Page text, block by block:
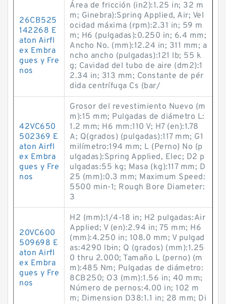
26CB525
142268 E
aton Airfl
ex Embra
gues y Fre
nos
Área de fricción (in2):1.25 in; 32 m
m; Ginebra):Spring Applied, Air; Vel
ocidad máxima (rpm):2.31 in; 59 m
m; H6 (pulgadas):0.250 in; 6.4 mm;
Ancho No. (mm):12.24 in; 311 mm; a
ncho ancho (pulgadas):121 lb; 55 k
g; Cavidad del tubo de aire (dm2):1
2.34 in; 313 mm; Constante de pér
dida centrífuga Cs (bar/
42VC650
502369 E
aton Airfl
ex Embra
gues y Fre
nos
Grosor del revestimiento Nuevo (m
m):15 mm; Pulgadas de diámetro L:
1.2 mm; H6 mm:110 V; H7 (en):1.78
A; Q(grados) (pulgadas):117 mm; G1
milímetro:194 mm; L (Perno) No (p
ulgadas):Spring Applied, Elec; D2 p
ulgadas:55 kg; Masa (kg):117 mm; D
25 (mm):0.3 mm; Maximum Speed:
5500 min-1; Rough Bore Diameter:
3
20VC600
509698 E
aton Airfl
ex Embra
gues y Fre
nos
H2 (mm):1/4-18 in; H2 pulgadas:Air
Applied; V (en):2.94 in; 75 mm; H6
(mm):4.250 in; 108.0 mm; V pulgad
as:4290 lb·in; Q (grados) (mm):1.25
0 thru 2.000; Tamaño L (perno) (m
m):485 Nm; Pulgadas de diámetro:
8CB250; O3 (mm):1.56 in; 40 mm;
Número de pernos:4.00 in; 102 m
m; Dimension D38:1.1 in; 28 mm; Di